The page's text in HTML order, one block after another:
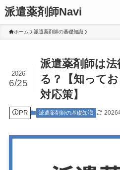
派遣薬剤師Navi
ホーム 派遣薬剤師の基礎知識
派遣薬剤師は
る？【知って
対応策】
2026
6/25
PR 派遣薬剤師の基礎知識 2026